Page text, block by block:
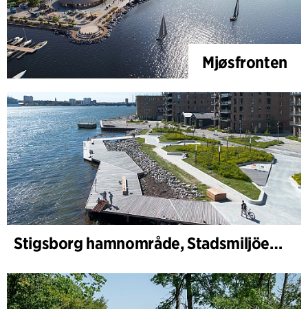
Mjøsfronten
Stigsborg hamnområde, Stadsmiljöer och Landskap